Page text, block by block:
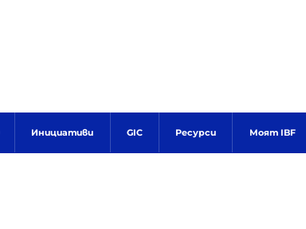
Инициативи GIC Ресурси Моят IBF